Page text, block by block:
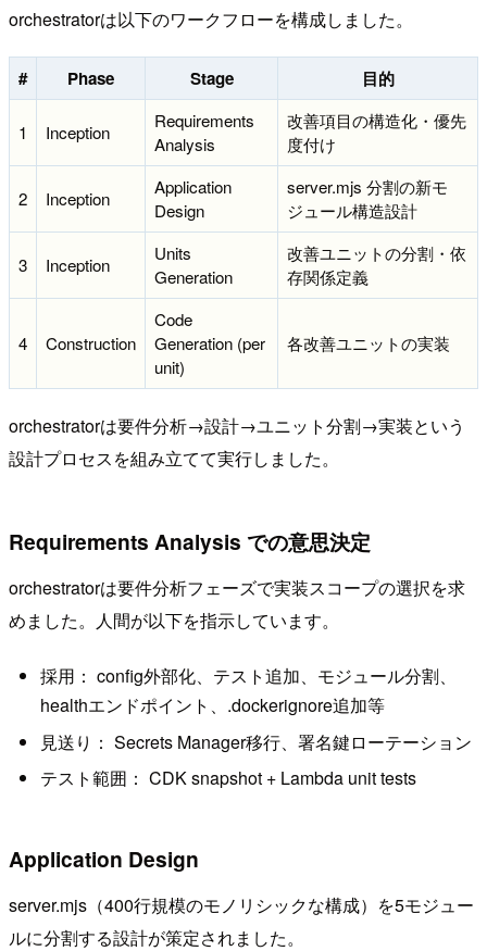
orchestratorは以下のワークフローを構成しました。
# Phase Stage 目的
1 Inception
Requirements
Analysis
改善項目の構造化・優先
度付け
2 Inception
Application
Design
server.mjs 分割の新モ
ジュール構造設計
3 Inception
Units
Generation
改善ユニットの分割・依
存関係定義
4 Construction
Code
Generation (per
unit)
各改善ユニットの実装
orchestratorは要件分析→設計→ユニット分割→実装という
設計プロセスを組み立てて実行しました。
Requirements Analysis での意思決定
orchestratorは要件分析フェーズで実装スコープの選択を求
めました。人間が以下を指示しています。
採用： config外部化、テスト追加、モジュール分割、
healthエンドポイント、.dockerignore追加等
見送り： Secrets Manager移行、署名鍵ローテーション
テスト範囲： CDK snapshot + Lambda unit tests
Application Design
server.mjs（400行規模のモノリシックな構成）を5モジュー
ルに分割する設計が策定されました。